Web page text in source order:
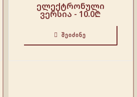
ელექტრონული
ვერსია - 10.0₾
ᲨᲔᲘᲫᲘᲜᲔ